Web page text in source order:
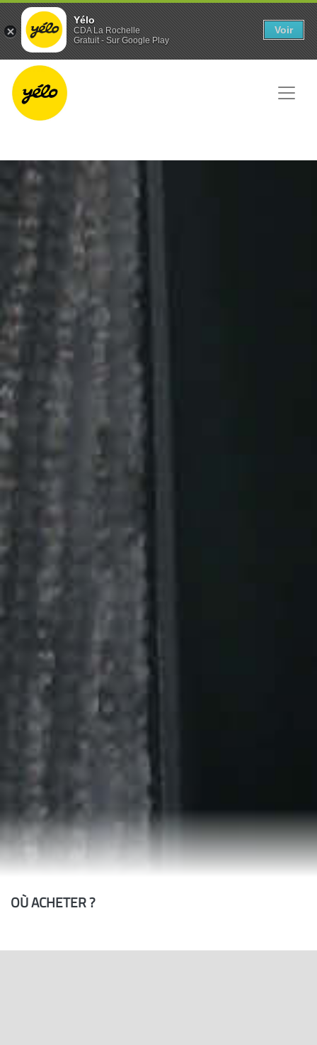
OÙ ACHETER ?
Yélo
CDA La Rochelle
Gratuit - Sur Google Play
Voir
Panneau de gestion des cookies